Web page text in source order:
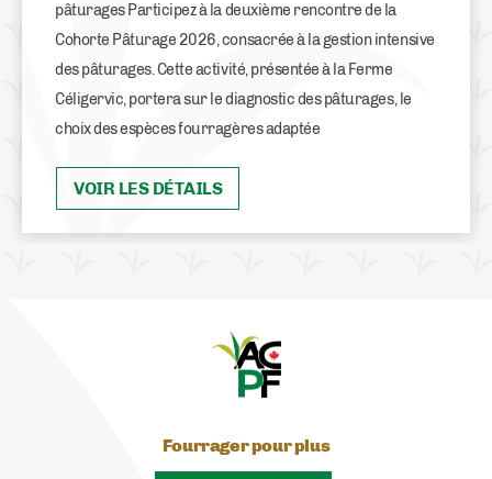
pâturages Participez à la deuxième rencontre de la
Cohorte Pâturage 2026, consacrée à la gestion intensive
des pâturages. Cette activité, présentée à la Ferme
Céligervic, portera sur le diagnostic des pâturages, le
choix des espèces fourragères adaptée
VOIR LES DÉTAILS
Fourrager pour plus